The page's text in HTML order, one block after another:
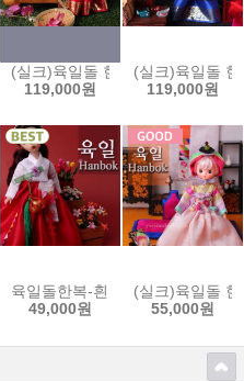
set-1/61m5pg-wset-1
와 주름치마set/ 61m6ybo-w
(실크)육일돌 한복-홍원삼set /
119,000원
(실크)육일돌
119,000원
61s5y-rp
-초록색동저고리/61s5g-rp
육일돌한복-흰저고리와 빨강치마
49,000원
(실크)육일돌
55,000원